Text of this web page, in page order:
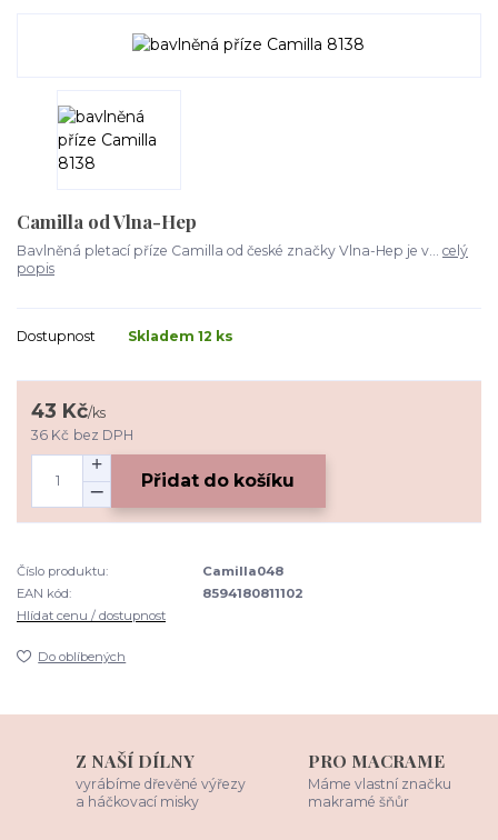
Camilla od Vlna-Hep
Bavlněná pletací příze Camilla od české značky Vlna-Hep je v... celý
popis
Dostupnost Skladem 12 ks
43 Kč/ks
36 Kč bez DPH
Přidat do košíku
Číslo produktu:
Camilla048
EAN kód:
8594180811102
Hlídat cenu / dostupnost
Do oblíbených
Z NAŠÍ DÍLNY
vyrábíme dřevěné výřezy
a háčkovací misky
PRO MACRAME
Máme vlastní značku
makramé šňůr